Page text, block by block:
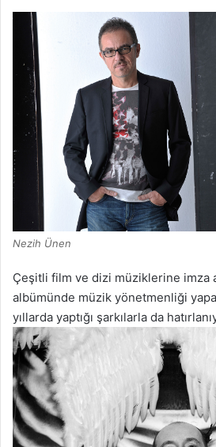
Nezih Ünen
Çeşitli film ve dizi müziklerine imza
albümünde müzik yönetmenliği
yıllarda yaptığı şarkılarla da